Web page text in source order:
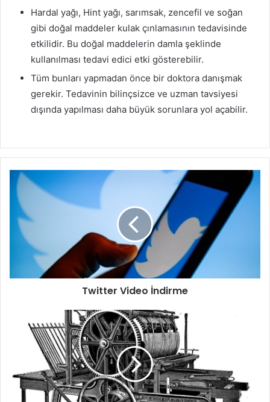
Hardal yağı, Hint yağı, sarımsak, zencefil ve soğan
gibi doğal maddeler kulak çınlamasının tedavisinde
etkilidir. Bu doğal maddelerin damla şeklinde
kullanılması tedavi edici etki gösterebilir.
Tüm bunları yapmadan önce bir doktora danışmak
gerekir. Tedavinin bilinçsizce ve uzman tavsiyesi
dışında yapılması daha büyük sorunlara yol açabilir.
Twitter Video İndirme